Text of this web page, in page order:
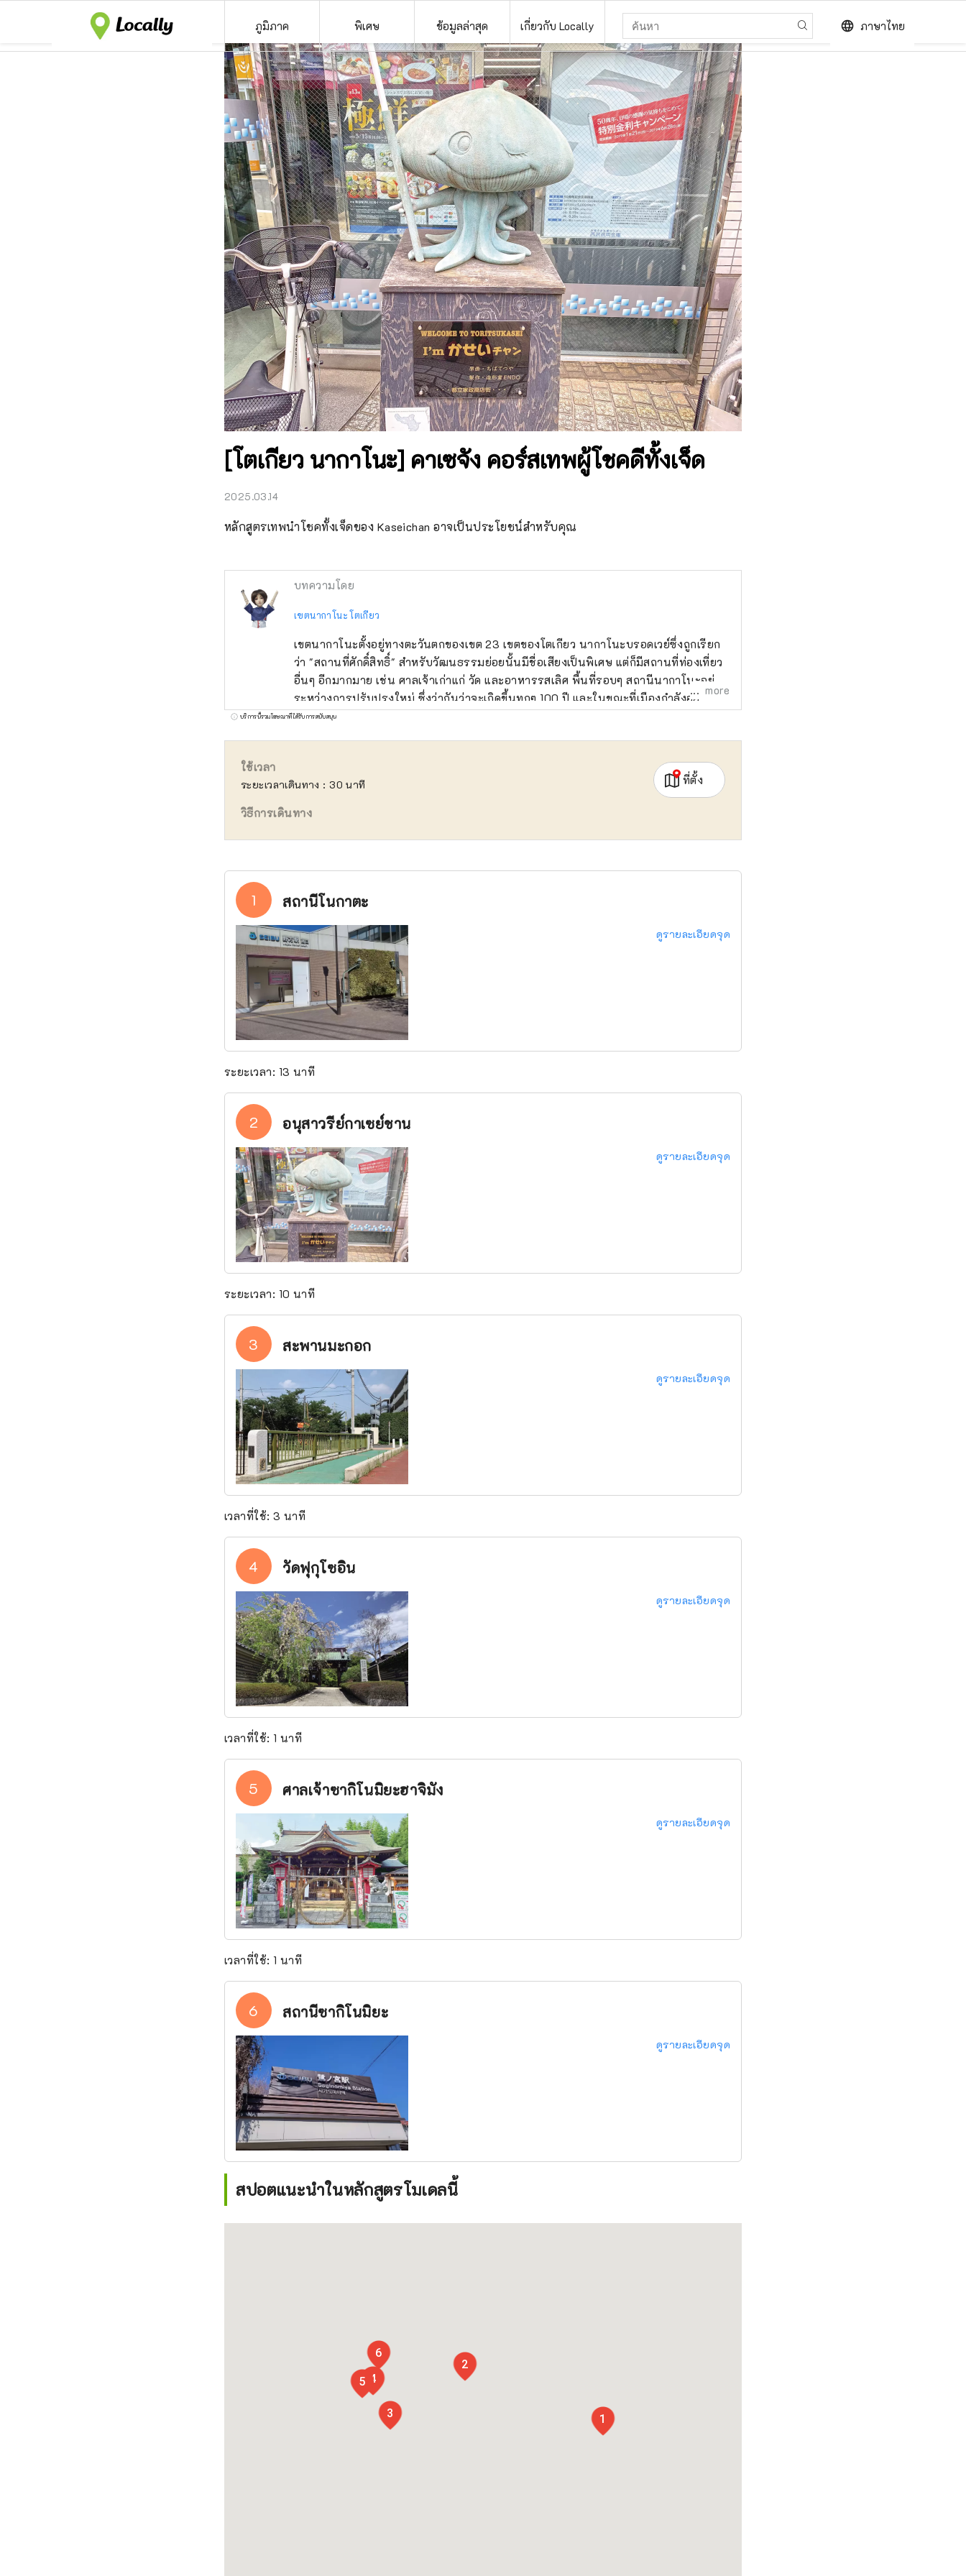
ภูมิภาค พิเศษ ข้อมูลล่าสุด เกี่ยวกับ Locally language ภาษาไทย
[โตเกียว นากาโนะ] คาเซจัง คอร์สเทพผู้โชคดีทั้งเจ็ด
2025.03.14
หลักสูตรเทพนำโชคทั้งเจ็ดของ Kaseichan อาจเป็นประโยชน์สำหรับคุณ
บทความโดย
เขตนากาโนะ โตเกียว
เขตนากาโนะตั้งอยู่ทางตะวันตกของเขต 23 เขตของโตเกียว นากาโนะบรอดเวย์ซึ่งถูกเรียก
ว่า "สถานที่ศักดิ์สิทธิ์" สำหรับวัฒนธรรมย่อยนั้นมีชื่อเสียงเป็นพิเศษ แต่ก็มีสถานที่ท่องเที่ยว
อื่นๆ อีกมากมาย เช่น ศาลเจ้าเก่าแก่ วัด และอาหารรสเลิศ พื้นที่รอบๆ สถานีนากาโนะอยู่
ระหว่างการปรับปรุงใหม่ ซึ่งว่ากันว่าจะเกิดขึ้นทุกๆ 100 ปี และในขณะที่เมืองกำลังอยู่
ระหว่างการเปลี่ยนแปลง เมืองนากาโนะก็มีหลายแง่มุม เช่น ถนนช้อปปิ้งที่คึกคักซึ่งเต็มไป
more
บริการนี้รวมโฆษณาที่ได้รับการสนับสนุน
ใช้เวลา
ระยะเวลาเดินทาง : 30 นาที
วิธีการเดินทาง
ที่ตั้ง
1 สถานีโนกาตะ
ดูรายละเอียดจุด
ระยะเวลา: 13 นาที
2 อนุสาวรีย์กาเซย์ชาน
ดูรายละเอียดจุด
ระยะเวลา: 10 นาที
3 สะพานมะกอก
ดูรายละเอียดจุด
เวลาที่ใช้: 3 นาที
4 วัดฟุกุโซอิน
ดูรายละเอียดจุด
เวลาที่ใช้: 1 นาที
5 ศาลเจ้าซากิโนมิยะฮาจิมัง
ดูรายละเอียดจุด
เวลาที่ใช้: 1 นาที
6 สถานีซากิโนมิยะ
ดูรายละเอียดจุด
สปอตแนะนำในหลักสูตรโมเดลนี้
1
2
3
4
5
6